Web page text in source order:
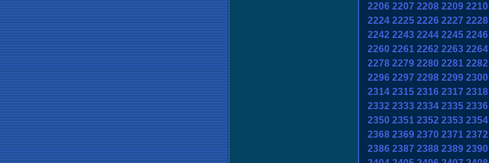
2206 2207 2208 2209 2210
2224 2225 2226 2227 2228
2242 2243 2244 2245 2246
2260 2261 2262 2263 2264
2278 2279 2280 2281 2282
2296 2297 2298 2299 2300
2314 2315 2316 2317 2318
2332 2333 2334 2335 2336
2350 2351 2352 2353 2354
2368 2369 2370 2371 2372
2386 2387 2388 2389 2390